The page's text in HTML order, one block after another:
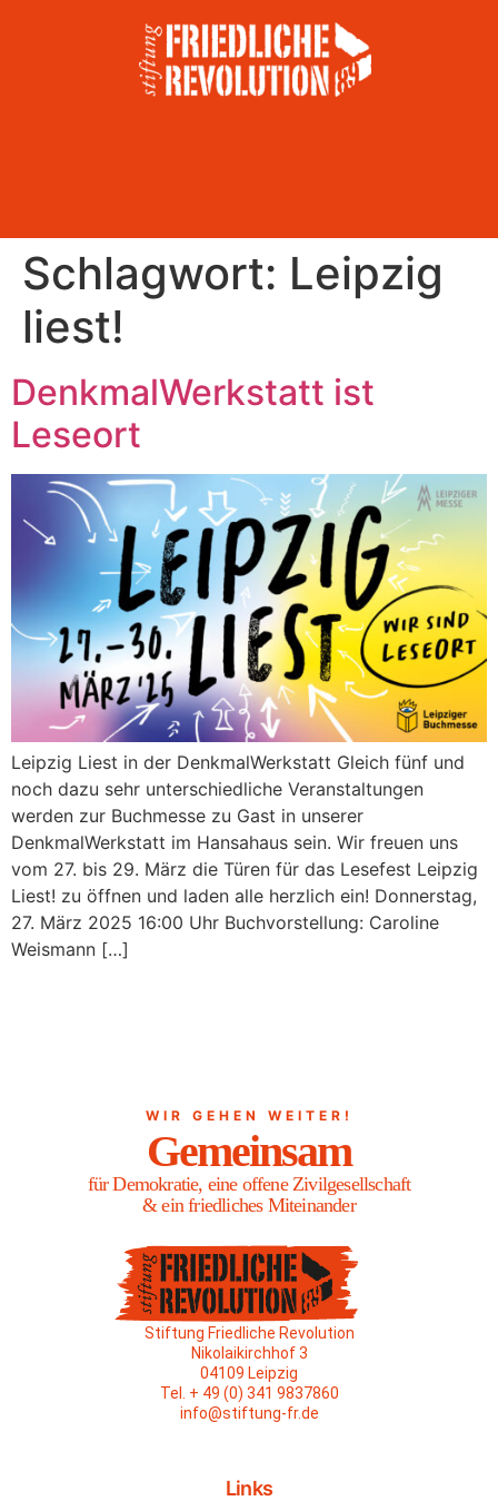
Schlagwort: Leipzig
liest!
DenkmalWerkstatt ist
Leseort
Leipzig Liest in der DenkmalWerkstatt Gleich fünf und
noch dazu sehr unterschiedliche Veranstaltungen
werden zur Buchmesse zu Gast in unserer
DenkmalWerkstatt im Hansahaus sein. Wir freuen uns
vom 27. bis 29. März die Türen für das Lesefest Leipzig
Liest! zu öffnen und laden alle herzlich ein! Donnerstag,
27. März 2025 16:00 Uhr Buchvorstellung: Caroline
Weismann […]
WIR GEHEN WEITER!
Gemeinsam
für Demokratie, eine offene Zivilgesellschaft
& ein friedliches Miteinander
Stiftung Friedliche Revolution
Nikolaikirchhof 3
04109 Leipzig
Tel. + 49 (0) 341 9837860
info@stiftung-fr.de
Links